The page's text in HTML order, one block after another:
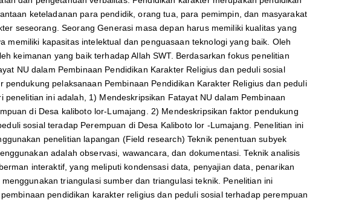
keteladanan para pendidik, orang tua, para pemimpin, dan masyarakat
seseorang. Seorang Generasi masa depan harus memiliki kualitas yang
kapasitas intelektual dan penguasaan teknologi yang baik. Oleh
keimanan yang baik terhadap Allah SWT. Berdasarkan fokus penelitian
NU dalam Pembinaan Pendidikan Karakter Religius dan peduli sosial
pelaksanaan Pembinaan Pendidikan Karakter Religius dan peduli
ini adalah, 1) Mendeskripsikan Fatayat NU dalam Pembinaan
di Desa kaliboto lor-Lumajang. 2) Mendeskripsikan faktor pendukung
sosial teradap Perempuan di Desa Kaliboto lor -Lumajang. Penelitian ini
penelitian lapangan (Field research) Teknik penentuan subyek
adalah observasi, wawancara, dan dokumentasi. Teknik analisis
interaktif, yang meliputi kondensasi data, penyajian data, penarikan
triangulasi sumber dan triangulasi teknik. Penelitian ini
pendidikan karakter religius dan peduli sosial terhadap perempuan